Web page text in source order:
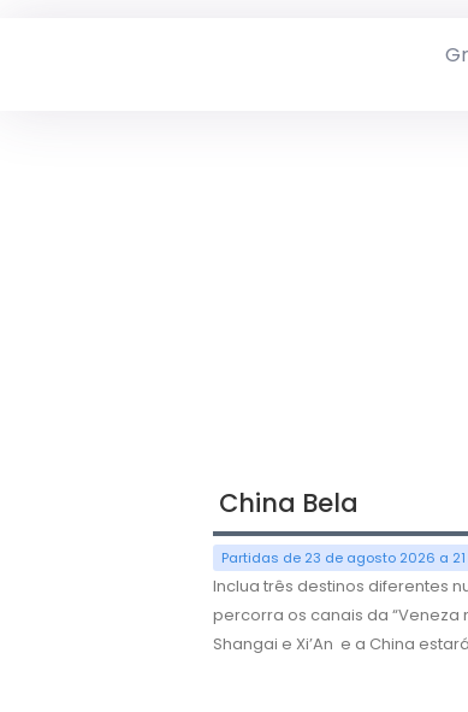
China Bela
Partidas de 23 de agosto 2026 a
Inclua três destinos diferentes
percorra os canais da
Shangai e Xi’An e a China